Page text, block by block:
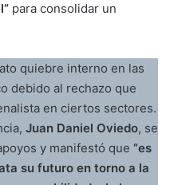
para consolidar un
quiebre interno en las
debido al rechazo que
en ciertos sectores.
Juan Daniel Oviedo, se
y manifestó que “es
su futuro en torno a la